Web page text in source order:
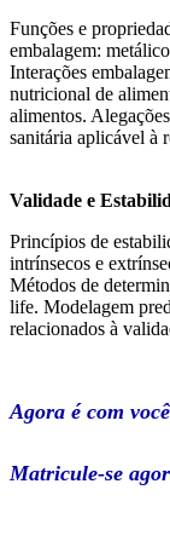
Funções e
embalagem:
Interações
nutricional de
alimentos.
sanitária aplicável à
Validade e
Princípios de
intrínsecos e
Métodos de
life. Modelagem
relacionados à
Agora é com
Matricule-se